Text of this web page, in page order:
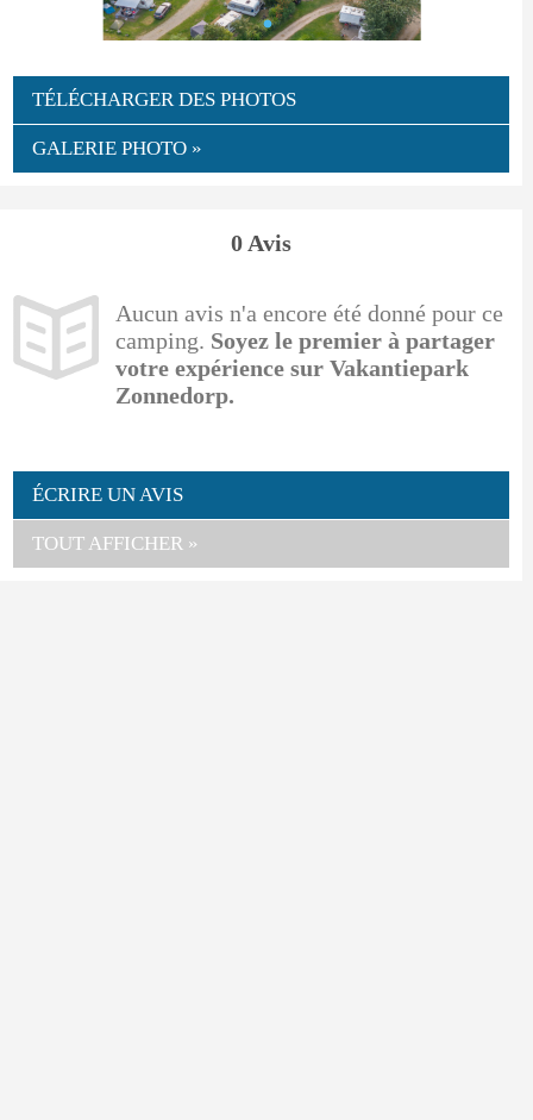
TÉLÉCHARGER DES PHOTOS
GALERIE PHOTO »
0 Avis
Aucun avis n'a encore été donné pour ce
camping. Soyez le premier à partager
votre expérience sur Vakantiepark
Zonnedorp.
ÉCRIRE UN AVIS
TOUT AFFICHER »